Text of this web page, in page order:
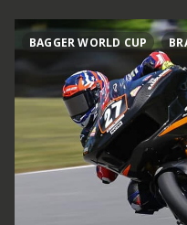
BAGGER WORLD CUP